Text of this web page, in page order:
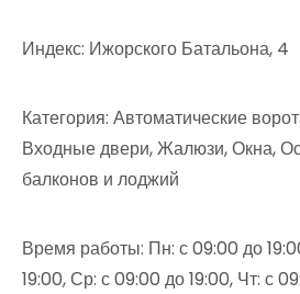
Индекс: Ижорского Батальона, 4
Категория: Автоматические
Входные двери, Жалюзи, Окна,
балконов и лоджий
Время работы: Пн: с 09:00 до
19:00, Ср: с 09:00 до 19:00, Чт: с